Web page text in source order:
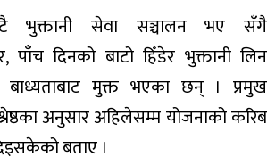
भुक्तानी सेवा सञ्चालन भए सँगै
पाँच दिनको बाटो हिँडेर भुक्तानी लिन
बाध्यताबाट मुक्त भएका छन् । प्रमुख
अनुसार अहिलेसम्म योजनाको करिब
बताए ।